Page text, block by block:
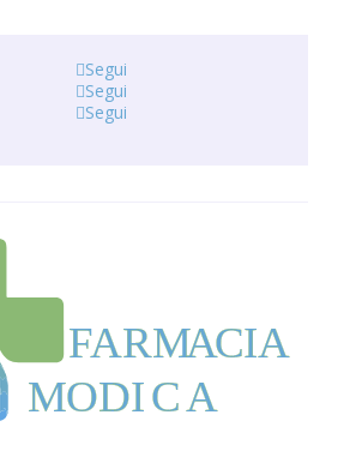
Segui
Segui
Segui
FARMACIA
MODICA